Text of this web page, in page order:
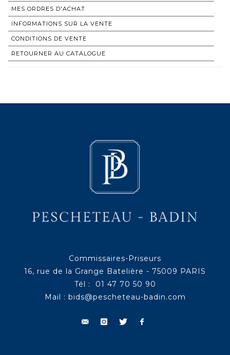
MES ORDRES D'ACHAT
INFORMATIONS SUR LA VENTE
CONDITIONS DE VENTE
RETOURNER AU CATALOGUE
Commissaires-Priseurs
16, rue de la Grange Batelière - 75009 PARIS
Tél : 01 47 70 50 90
Mail : bids@pescheteau-badin.com